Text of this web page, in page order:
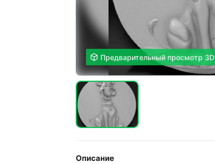
 Предварительный просмотр 3D
Описание